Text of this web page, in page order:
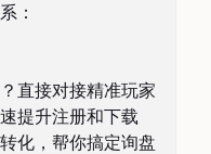
：
直接对接精准玩家
提升注册和下载
化，帮你搞定询盘